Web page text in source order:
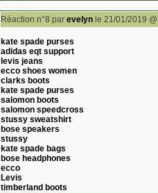
Réaction n°8 par evelyn le 21/01/2019
kate spade purses
adidas eqt support
levis jeans
ecco shoes women
clarks boots
kate spade purses
salomon boots
salomon speedcross
stussy sweatshirt
bose speakers
stussy
kate spade bags
bose headphones
ecco
Levis
timberland boots